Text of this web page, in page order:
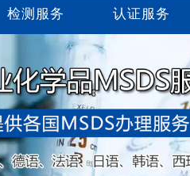
检测服务 认证服务